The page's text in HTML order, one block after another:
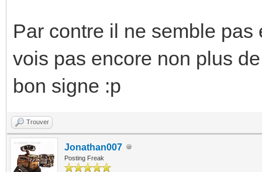
Par contre il ne semble
vois pas encore non plus
bon signe :p
Trouver
Jonathan007
Posting Freak